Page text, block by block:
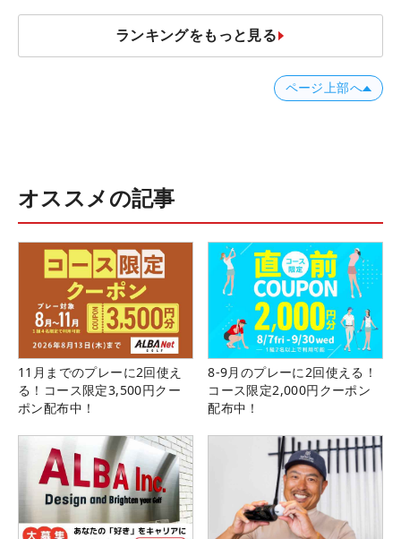
ランキングをもっと見る
ページ上部へ
オススメの記事
11月までのプレーに2回使え
る！コース限定3,500円クー
ポン配布中！
8-9月のプレーに2回使える！
コース限定2,000円クーポン
配布中！